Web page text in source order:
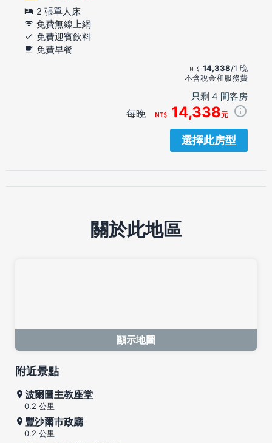
2 張單人床
免費無線上網
免費迎賓飲料
免費早餐
14,338/1 晚
不含稅金和服務費
只剩 4 間客房
每晚 14,338元
選擇此房型
關於此地區
顯示地圖
附近景點
波爾圖主教座堂
0.2 公里
豐沙爾市政廳
0.2 公里